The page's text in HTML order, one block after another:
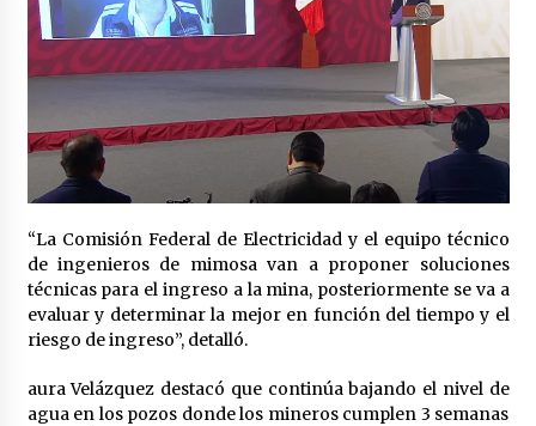
“La Comisión Federal de Electricidad y el equipo técnico
de ingenieros de mimosa van a proponer soluciones
técnicas para el ingreso a la mina, posteriormente se va a
evaluar y determinar la mejor en función del tiempo y el
riesgo de ingreso”, detalló.
aura Velázquez destacó que continúa bajando el nivel de
agua en los pozos donde los mineros cumplen 3 semanas